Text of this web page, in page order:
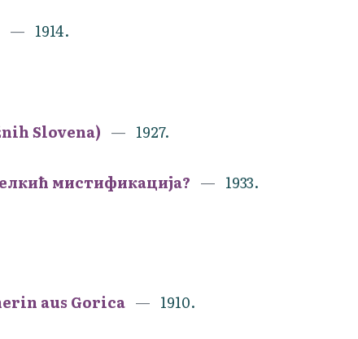
1914.
Slovena)
1927.
мистификација?
1933.
aus Gorica
1910.